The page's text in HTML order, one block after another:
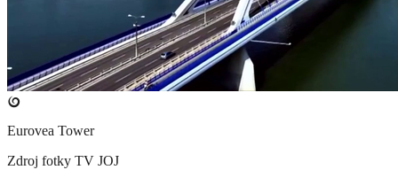
Eurovea Tower
Zdroj fotky TV JOJ